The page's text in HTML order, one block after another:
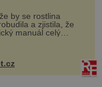
by se rostlina
a zjistila, že
manuál celý